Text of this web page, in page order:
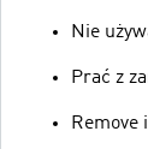
Nie
Prać z
Remove